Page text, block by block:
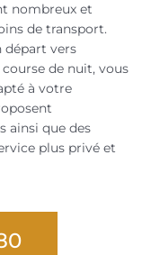
nombreux et
de transport.
départ vers
de nuit, vous
à votre
ainsi que des
plus privé et